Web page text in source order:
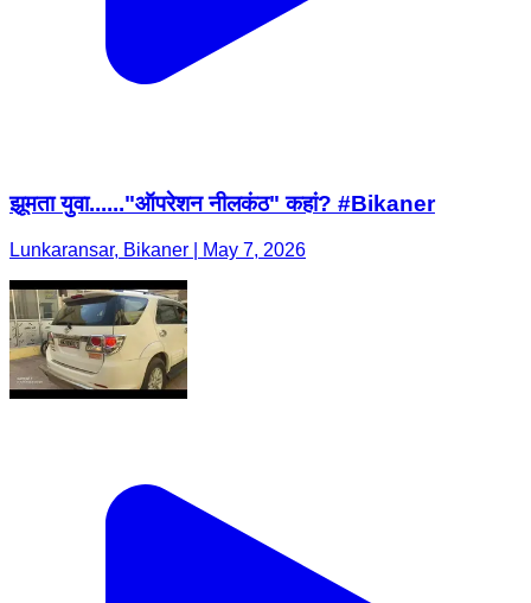
झूमता युवा......"ऑपरेशन नीलकंठ" कहां? #Bikaner
Lunkaransar, Bikaner | May 7, 2026